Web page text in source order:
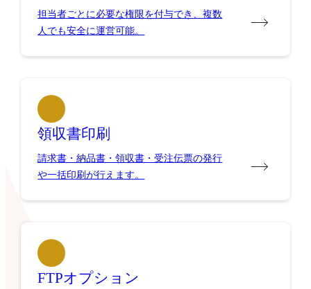
担当者ごとに必要な権限を付与でき、複数
人でも安全に運営可能。
領収書印刷
請求書・納品書・領収書・受注伝票の発行
や一括印刷が行えます。
FTPオプション